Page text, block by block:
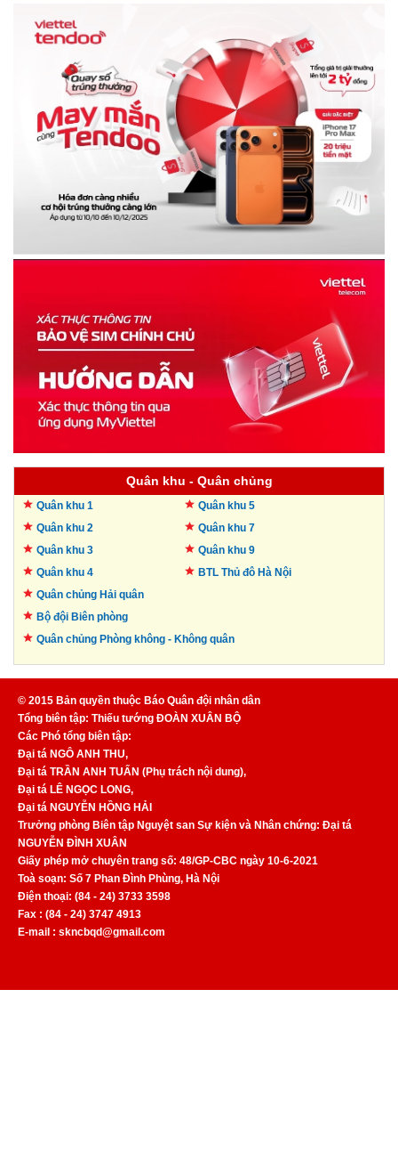
Quân khu - Quân chủng
Quân khu 1
Quân khu 2
Quân khu 3
Quân khu 4
Quân khu 5
Quân khu 7
Quân khu 9
BTL Thủ đô Hà Nội
Quân chủng Hải quân
Bộ đội Biên phòng
Quân chủng Phòng không - Không quân
© 2015 Bản quyền thuộc Báo Quân đội nhân dân
Tổng biên tập: Thiếu tướng ĐOÀN XUÂN BỘ
Các Phó tổng biên tập:
Đại tá NGÔ ANH THU,
Đại tá TRẦN ANH TUẤN (Phụ trách nội dung),
Đại tá LÊ NGỌC LONG,
Đại tá NGUYỄN HỒNG HẢI
Trưởng phòng Biên tập Nguyệt san Sự kiện và Nhân chứng: Đại tá
NGUYỄN ĐÌNH XUÂN
Giấy phép mở chuyên trang số: 48/GP-CBC ngày 10-6-2021
Toà soạn: Số 7 Phan Đình Phùng, Hà Nội
Điện thoại: (84 - 24) 3733 3598
Fax : (84 - 24) 3747 4913
E-mail : skncbqd@gmail.com